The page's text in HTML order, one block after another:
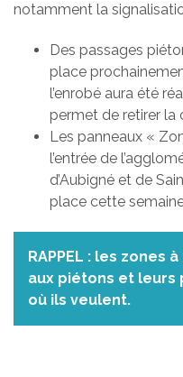
notamment la
Des passages
place
l’enrobé aura été
permet de retirer la
Les panneaux «
l’entrée de
d’Aubigné et de
place cette
RAPPEL : les zones
aux piétons et
où ils veulent.